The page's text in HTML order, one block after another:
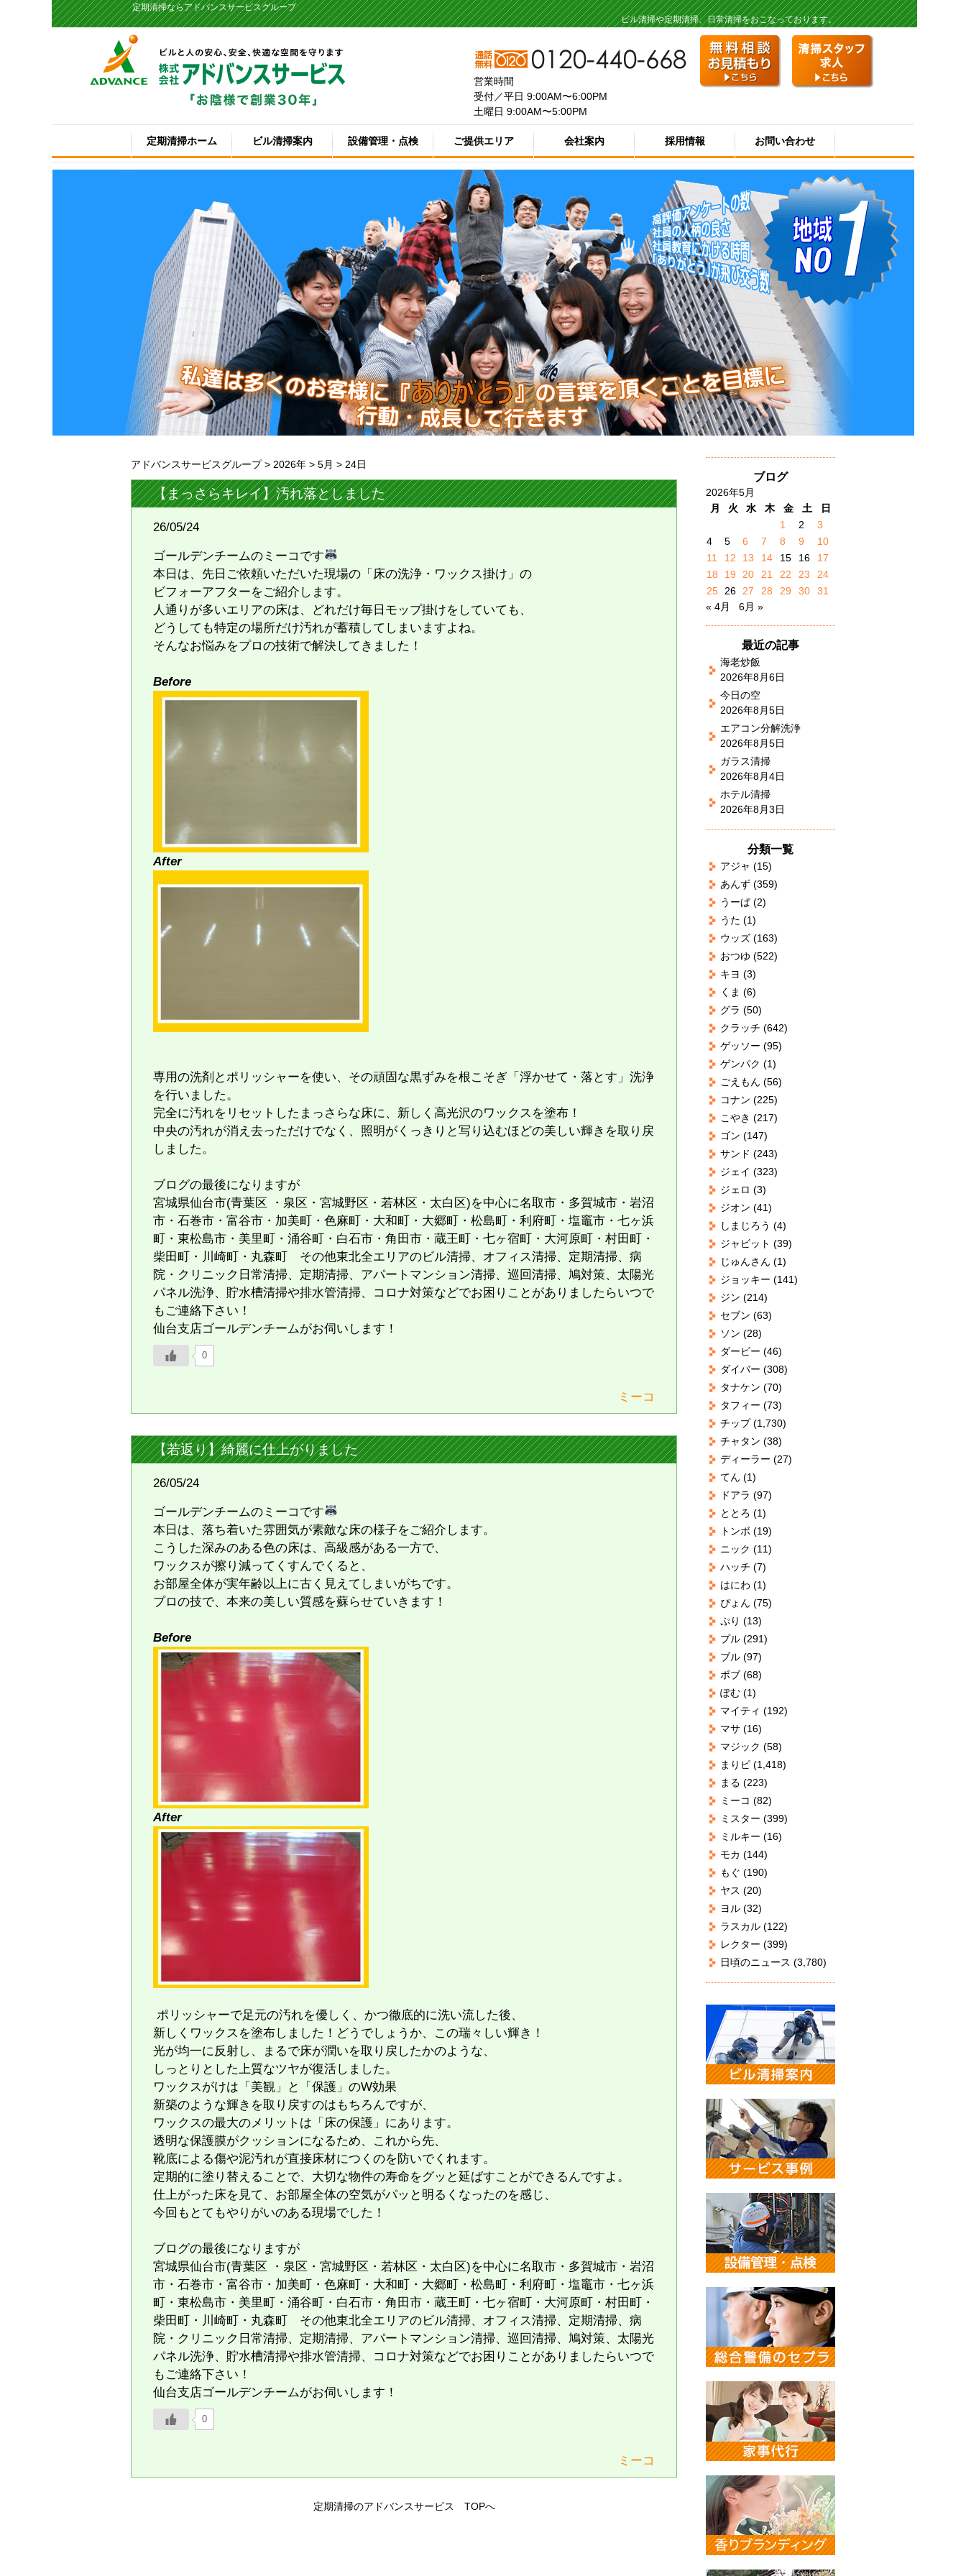
定期清掃ならアドバンスサービスグループ
ビル清掃や定期清掃、日常清掃をおこなっております。
営業時間
受付／平日 9:00AM〜6:00PM
土曜日 9:00AM〜5:00PM
定期清掃ホーム ビル清掃案内 設備管理・点検 ご提供エリア 会社案内 採用情報 お問い合わせ
アドバンスサービスグループ> 2026年 > 5月 > 24日
【まっさらキレイ】汚れ落としました
26/05/24
ゴールデンチームのミーコです
本日は、先日ご依頼いただいた現場の「床の洗浄・ワックス掛け」の
ビフォーアフターをご紹介します。
​人通りが多いエリアの床は、どれだけ毎日モップ掛けをしていても、
どうしても特定の場所だけ汚れが蓄積してしまいますよね。
そんなお悩みをプロの技術で解決してきました！
Before
After
専用の洗剤とポリッシャーを使い、その頑固な黒ずみを根こそぎ「浮かせて・落とす」洗浄
を行いました。
完全に汚れをリセットしたまっさらな床に、新しく高光沢のワックスを塗布！
中央の汚れが消え去っただけでなく、照明がくっきりと写り込むほどの美しい輝きを取り戻
しました。
ブログの最後になりますが
宮城県仙台市(青葉区 ・泉区・宮城野区・若林区・太白区)を中心に名取市・多賀城市・岩沼
市・石巻市・富谷市・加美町・色麻町・大和町・大郷町・松島町・利府町・塩竈市・七ヶ浜
町・東松島市・美里町・涌谷町・白石市・角田市・蔵王町・七ヶ宿町・大河原町・村田町・
柴田町・川崎町・丸森町 その他東北全エリアのビル清掃、オフィス清掃、定期清掃、病
院・クリニック日常清掃、定期清掃、アパートマンション清掃、巡回清掃、鳩対策、太陽光
パネル洗浄、貯水槽清掃や排水管清掃、コロナ対策などでお困りことがありましたらいつで
もご連絡下さい！
仙台支店ゴールデンチームがお伺いします！
0
ミーコ
【若返り】綺麗に仕上がりました
26/05/24
ゴールデンチームのミーコです
本日は、落ち着いた雰囲気が素敵な床の様子をご紹介します。
​こうした深みのある色の床は、高級感がある一方で、
ワックスが擦り減ってくすんでくると、
お部屋全体が実年齢以上に古く見えてしまいがちです。
プロの技で、本来の美しい質感を蘇らせていきます！
Before
After
​ ポリッシャーで足元の汚れを優しく、かつ徹底的に洗い流した後、
新しくワックスを塗布しました！どうでしょうか、この瑞々しい輝き！
光が均一に反射し、まるで床が潤いを取り戻したかのような、
しっとりとした上質なツヤが復活しました。
​ワックスがけは「美観」と「保護」のW効果
新築のような輝きを取り戻すのはもちろんですが、
ワックスの最大のメリットは「床の保護」にあります。
透明な保護膜がクッションになるため、これから先、
靴底による傷や泥汚れが直接床材につくのを防いでくれます。
定期的に塗り替えることで、大切な物件の寿命をグッと延ばすことができるんですよ。
​仕上がった床を見て、お部屋全体の空気がパッと明るくなったのを感じ、
今回もとてもやりがいのある現場でした！
ブログの最後になりますが
宮城県仙台市(青葉区 ・泉区・宮城野区・若林区・太白区)を中心に名取市・多賀城市・岩沼
市・石巻市・富谷市・加美町・色麻町・大和町・大郷町・松島町・利府町・塩竈市・七ヶ浜
町・東松島市・美里町・涌谷町・白石市・角田市・蔵王町・七ヶ宿町・大河原町・村田町・
柴田町・川崎町・丸森町 その他東北全エリアのビル清掃、オフィス清掃、定期清掃、病
院・クリニック日常清掃、定期清掃、アパートマンション清掃、巡回清掃、鳩対策、太陽光
パネル洗浄、貯水槽清掃や排水管清掃、コロナ対策などでお困りことがありましたらいつで
もご連絡下さい！
仙台支店ゴールデンチームがお伺いします！
0
ミーコ
定期清掃のアドバンスサービス TOPへ
ブログ
2026年5月
月
火 水 木 金 土
日
1
2
3
4
5 6 7 8 9
10
11
12 13 14 15 16
17
18
19 20 21 22 23
24
25
26 27 28 29 30
31
« 4月
6月 »
最近の記事
海老炒飯
2026年8月6日
今日の空
2026年8月5日
エアコン分解洗浄
2026年8月5日
ガラス清掃
2026年8月4日
ホテル清掃
2026年8月3日
分類一覧
アジャ (15)
あんず (359)
うーぱ (2)
うた (1)
ウッズ (163)
おつゆ (522)
キヨ (3)
くま (6)
グラ (50)
クラッチ (642)
ゲッソー (95)
ゲンパク (1)
ごえもん (56)
コナン (225)
こやき (217)
ゴン (147)
サンド (243)
ジェイ (323)
ジェロ (3)
ジオン (41)
しまじろう (4)
ジャビット (39)
じゅんさん (1)
ジョッキー (141)
ジン (214)
セブン (63)
ソン (28)
ダービー (46)
ダイバー (308)
タナケン (70)
タフィー (73)
チップ(1,730)
チャタン (38)
ディーラー (27)
てん (1)
ドアラ (97)
ととろ (1)
トンボ (19)
ニック (11)
ハッチ (7)
はにわ (1)
ぴょん (75)
ぷり (13)
プル (291)
ブル (97)
ボブ (68)
ぽむ (1)
マイティ (192)
マサ (16)
マジック (58)
まりピ (1,418)
まる (223)
ミーコ (82)
ミスター (399)
ミルキー (16)
モカ (144)
もぐ (190)
ヤス (20)
ヨル (32)
ラスカル (122)
レクター (399)
日頃のニュース (3,780)